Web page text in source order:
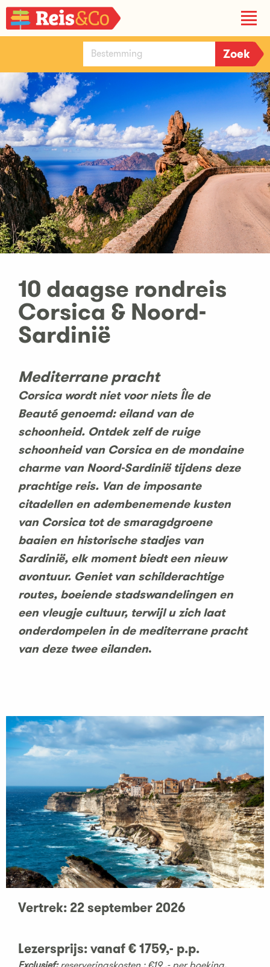
10 daagse rondreis
Corsica & Noord-
Sardinië
Mediterrane pracht
Corsica wordt niet voor niets Île de
Beauté genoemd: eiland van de
schoonheid. Ontdek zelf de ruige
schoonheid van Corsica en de mondaine
charme van Noord-Sardinië tijdens deze
prachtige reis. Van de imposante
citadellen en adembenemende kusten
van Corsica tot de smaragdgroene
baaien en historische stadjes van
Sardinië, elk moment biedt een nieuw
avontuur. Geniet van schilderachtige
routes, boeiende stadswandelingen en
een vleugje cultuur, terwijl u zich laat
onderdompelen in de mediterrane pracht
van deze twee eilanden.
Vertrek: 22 september 2026
Lezersprijs: vanaf€ 1759,- p.p.